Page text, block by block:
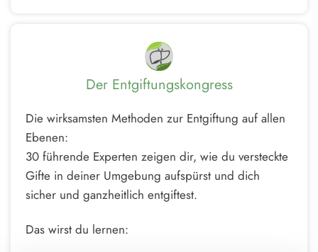
Der Entgiftungskongress
Die wirksamsten Methoden zur Entgiftung auf allen
Ebenen:
30 führende Experten zeigen dir, wie du versteckte
Gifte in deiner Umgebung aufspürst und dich
sicher und ganzheitlich entgiftest.
Das wirst du lernen: